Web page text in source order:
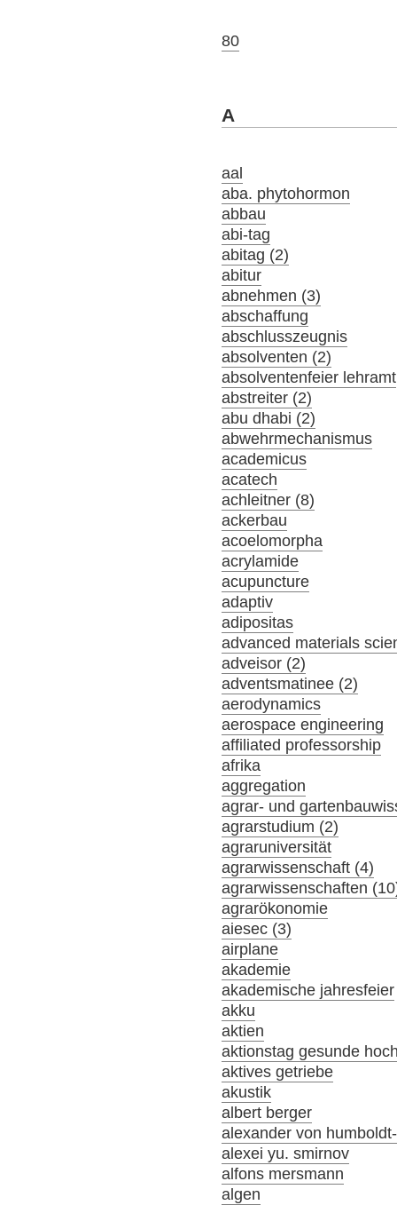
80
A
aal
aba. phytohormon
abbau
abi-tag
abitag (2)
abitur
abnehmen (3)
abschaffung
abschlusszeugnis
absolventen (2)
absolventenfeier lehramt
abstreiter (2)
abu dhabi (2)
abwehrmechanismus
academicus
acatech
achleitner (8)
ackerbau
acoelomorpha
acrylamide
acupuncture
adaptiv
adipositas
advanced materials
adveisor (2)
adventsmatinee (2)
aerodynamics
aerospace engineering
affiliated professorship
afrika
aggregation
agrar- und
agrarstudium (2)
agraruniversität
agrarwissenschaft (4)
agrarwissenschaften
agrarökonomie
aiesec (3)
airplane
akademie
akademische jahresfeier
akku
aktien
aktionstag gesunde
aktives getriebe
akustik
albert berger
alexander von
alexei yu. smirnov
alfons mersmann
algen